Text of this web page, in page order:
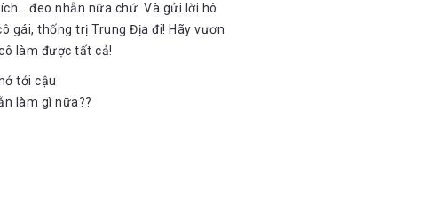
đeo nhẫn nữa chứ. Và gửi lời hô
gái, thống trị Trung Địa đi! Hãy vươn
làm được tất cả!
tới cậu
làm gì nữa??